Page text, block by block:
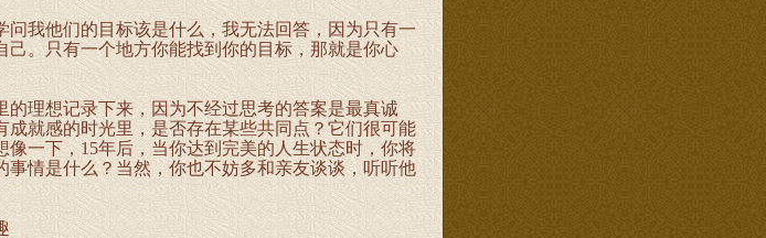
他们的目标该是什么，我无法回答，因为只有一
。只有一个地方你能找到你的目标，那就是你心
想记录下来，因为不经过思考的答案是最真诚
就感的时光里，是否存在某些共同点？它们很可能
一下，15年后，当你达到完美的人生状态时，你将
情是什么？当然，你也不妨多和亲友谈谈，听听他